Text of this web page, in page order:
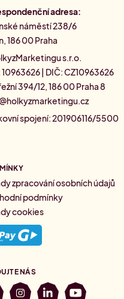
adresa:
náměstí 238/6
186 00 Praha
s.r.o.
10963626 | DIČ: CZ10963626
394/12, 186 00 Praha 8
spojení: 201906116/5500
zpracování osobních údajů
podmínky
cookies
NÁS